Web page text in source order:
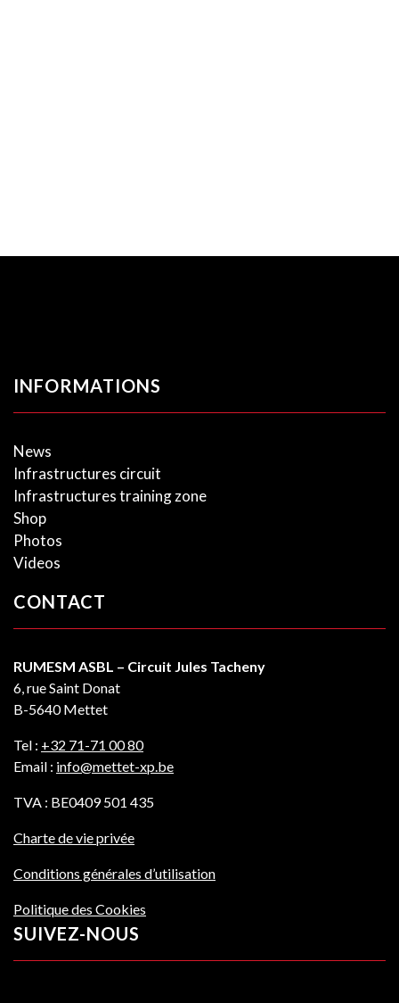
INFORMATIONS
News
Infrastructures circuit
Infrastructures training zone
Shop
Photos
Videos
CONTACT
RUMESM ASBL – Circuit Jules Tacheny
6, rue Saint Donat
B-5640 Mettet
Tel : +32 71-71 00 80
Email : info@mettet-xp.be
TVA : BE0409 501 435
Charte de vie privée
Conditions générales d’utilisation
Politique des Cookies
SUIVEZ-NOUS